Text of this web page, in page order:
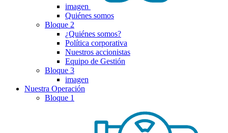
imagen
Quiénes somos
Bloque 2
¿Quiénes somos?
Política corporativa
Nuestros accionistas
Equipo de Gestión
Bloque 3
imagen
Nuestra Operación
Bloque 1